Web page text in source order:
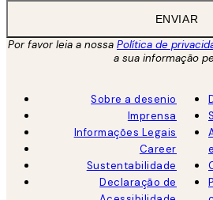
ENVIAR
Por favor leia a nossa Política de
a sua informação
Sobre a desenio
Imprensa
Informações Legais
Career
Sustentabilidade
Declaração de